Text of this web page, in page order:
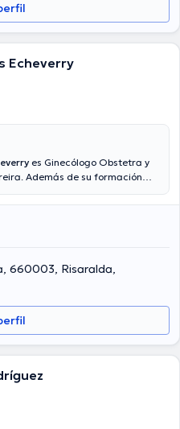
Echeverry
es Ginecólogo Obstetra y
Además de su formación
con muchos años de
asociaciones médicas.
parte en abundantes
formación continua en su
importantes artículos.
Español en su consultorio.
660003, Risaralda,